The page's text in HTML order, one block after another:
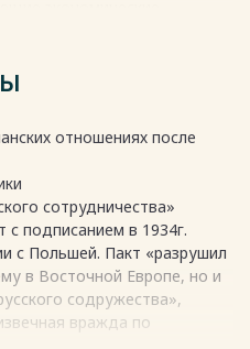
реформы.
пытались помешать
обороноспособность
охраняло его
дружественных и
Союзом и всеми
дипломатии.
страны переживали
кризис. В дополнение к
в лагере
отношениях после
сотрудничества»
с подписанием в 1934г.
с Польшей. Пакт «разрушил
в Восточной Европе, но и
содружества»,
вражда по